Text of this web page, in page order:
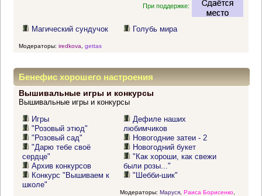
При поддержке:
Магический сундучок Голубь мира
Модераторы: iredkova gettas
Бенефис хорошего настроения
Вышивальные игры и конкурсы
Вышивальные игры и конкурсы
Игры
"Розовый этюд"
"Розовый сад"
"Дарю тебе своё
сердце"
Архив конкурсов
Конкурс "Вышиваем к
школе"
Дефиле наших
любимчиков
Новогодние затеи - 2
Новогодний букет
"Как хороши, как свежи
были розы..."
"Шебби-шик"
Модераторы: Маруся, Раиса Борисенко,